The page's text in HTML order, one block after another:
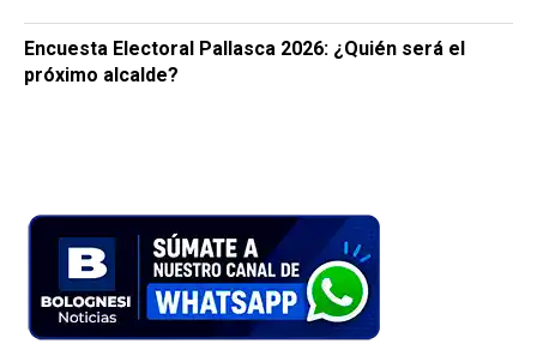
Encuesta Electoral Pallasca 2026: ¿Quién será el
próximo alcalde?